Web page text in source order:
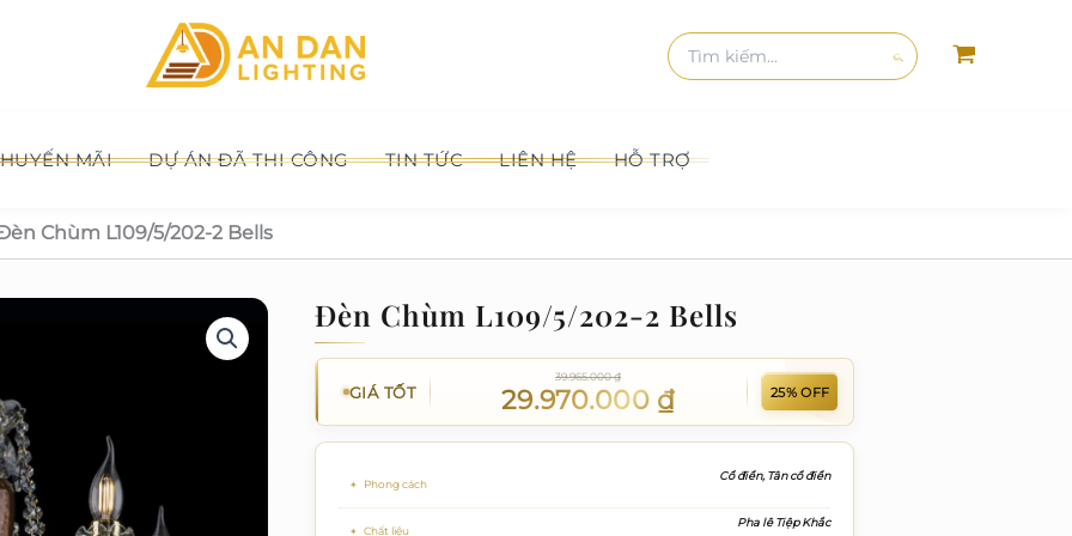
Tìm
kiếm:
MÃI DỰ ÁN ĐÃ THI CÔNG TIN TỨC LIÊN HỆ HỖ TRỢ
Chùm L109/5/202-2 Bells
Đèn Chùm L109/5/202-2 Bells
GIÁ TỐT
39.965.000₫
29.970.000 ₫ 25% OFF
Phong cách
Cổ điển, Tân cổ điển
Chất liệu
Pha lê Tiệp Khắc